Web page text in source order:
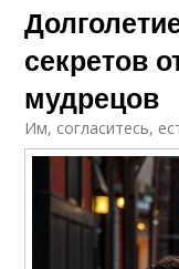
секретов
мудрецов
Им, согласитесь,